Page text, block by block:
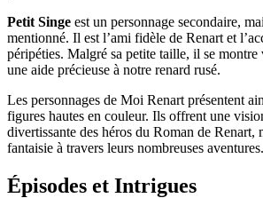
Petit Singe est un personnage secondaire,
mentionné. Il est l’ami fidèle de Renart et
péripéties. Malgré sa petite taille, il se
une aide précieuse à notre renard rusé.
Les personnages de Moi Renart présentent
figures hautes en couleur. Ils offrent une
divertissante des héros du Roman de Renart,
fantaisie à travers leurs nombreuses aventures.
Épisodes et Intrigues